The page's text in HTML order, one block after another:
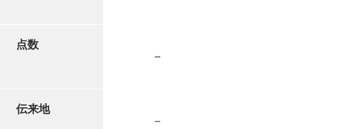
点数
－
伝来地
－